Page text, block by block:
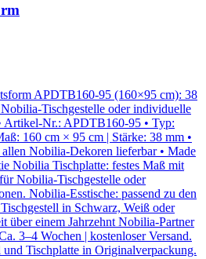
APDTB160-95 (160×95 cm): 38
Tischgestelle oder individuelle
Artikel-Nr.: APDTB160-95 • Typ:
160 cm × 95 cm | Stärke: 38 mm •
Nobilia-Dekoren lieferbar • Made
Nobilia Tischplatte: festes Maß mit
Nobilia-Tischgestelle oder
Nobilia-Esstische: passend zu den
in Schwarz, Weiß oder
über einem Jahrzehnt Nobilia-Partner
3–4 Wochen | kostenloser Versand.
Tischplatte in Originalverpackung.